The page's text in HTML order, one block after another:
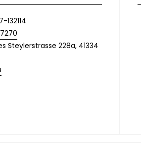
132114
Steylerstrasse 228a, 41334